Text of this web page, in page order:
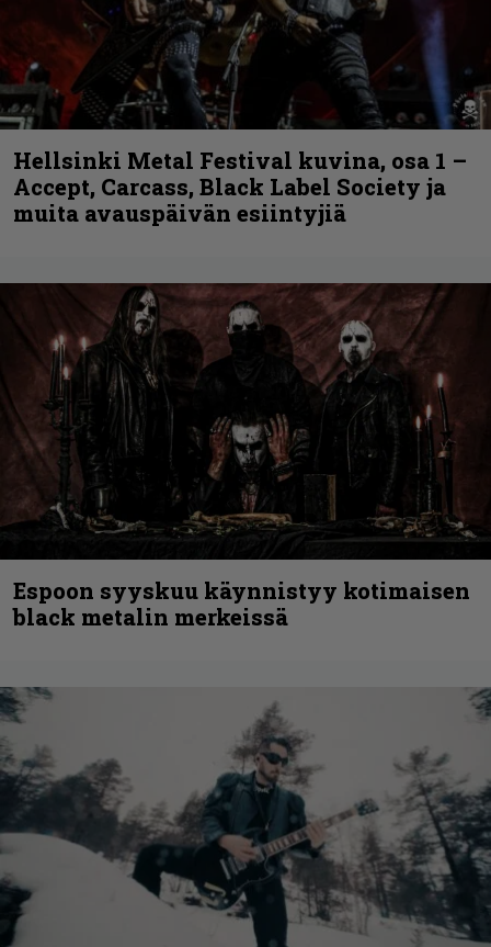
Hellsinki Metal Festival kuvina, osa 1 –
Accept, Carcass, Black Label Society ja
muita avauspäivän esiintyjiä
Espoon syyskuu käynnistyy kotimaisen
black metalin merkeissä